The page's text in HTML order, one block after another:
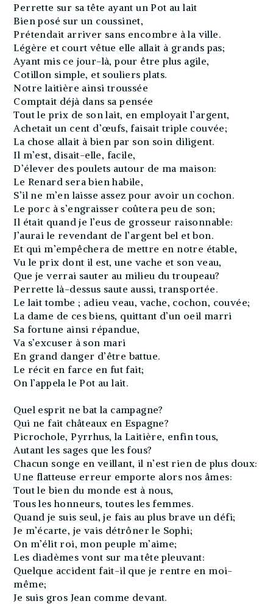
Perrette sur sa tête ayant un Pot au lait
Bien posé sur un coussinet,
Prétendait arriver sans encombre à la ville.
Légère et court vêtue elle allait à grands pas;
Ayant mis ce jour-là, pour être plus agile,
Cotillon simple, et souliers plats.
Notre laitière ainsi troussée
Comptait déjà dans sa pensée
Tout le prix de son lait, en employait l’argent,
Achetait un cent d’œufs, faisait triple couvée;
La chose allait à bien par son soin diligent.
Il m’est, disait-elle, facile,
D’élever des poulets autour de ma maison:
Le Renard sera bien habile,
S’il ne m’en laisse assez pour avoir un cochon.
Le porc à s’engraisser coûtera peu de son;
Il était quand je l’eus de grosseur raisonnable:
J’aurai le revendant de l’argent bel et bon.
Et qui m’empêchera de mettre en notre étable,
Vu le prix dont il est, une vache et son veau,
Que je verrai sauter au milieu du troupeau?
Perrette là-dessus saute aussi, transportée.
Le lait tombe ; adieu veau, vache, cochon, couvée;
La dame de ces biens, quittant d’un oeil marri
Sa fortune ainsi répandue,
Va s’excuser à son mari
En grand danger d’être battue.
Le récit en farce en fut fait;
On l’appela le Pot au lait.
Quel esprit ne bat la campagne?
Qui ne fait châteaux en Espagne?
Picrochole, Pyrrhus, la Laitière, enfin tous,
Autant les sages que les fous?
Chacun songe en veillant, il n’est rien de plus doux:
Une flatteuse erreur emporte alors nos âmes:
Tout le bien du monde est à nous,
Tous les honneurs, toutes les femmes.
Quand je suis seul, je fais au plus brave un défi;
Je m’écarte, je vais détrôner le Sophi;
On m’élit roi, mon peuple m’aime;
Les diadèmes vont sur ma tête pleuvant:
Quelque accident fait-il que je rentre en moi-
même;
Je suis gros Jean comme devant.